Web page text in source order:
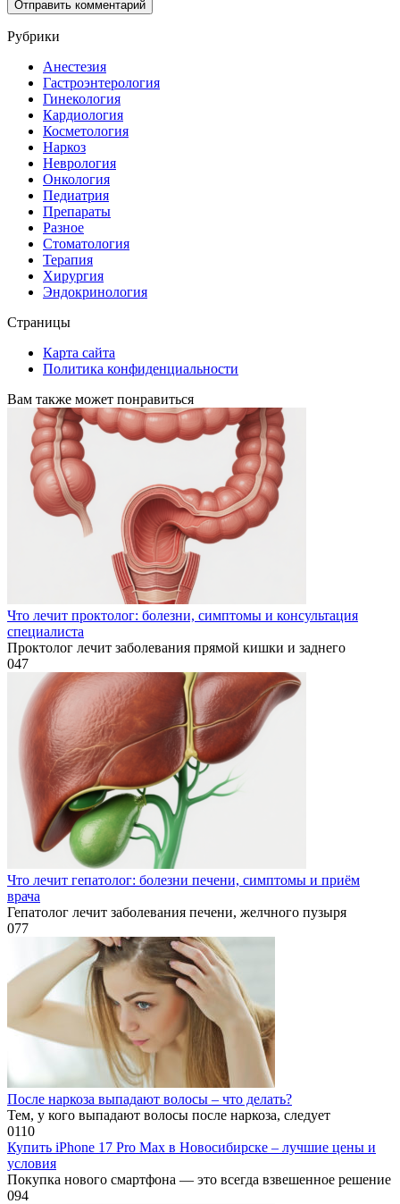
Рубрики
Анестезия
Гастроэнтерология
Гинекология
Кардиология
Косметология
Наркоз
Неврология
Онкология
Педиатрия
Препараты
Разное
Стоматология
Терапия
Хирургия
Эндокринология
Страницы
Карта сайта
Политика конфиденциальности
Вам также может понравиться
Что лечит проктолог: болезни, симптомы и консультация
специалиста
Проктолог лечит заболевания прямой кишки и заднего
047
Что лечит гепатолог: болезни печени, симптомы и приём
врача
Гепатолог лечит заболевания печени, желчного пузыря
077
После наркоза выпадают волосы – что делать?
Тем, у кого выпадают волосы после наркоза, следует
0110
Купить iPhone 17 Pro Max в Новосибирске – лучшие цены и
условия
Покупка нового смартфона — это всегда взвешенное решение
094